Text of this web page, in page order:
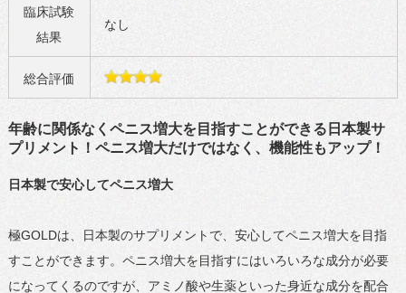
臨床試験
結果
なし
総合評価
年齢に関係なくペニス増大を目指すことができる日本製サ
プリメント！ペニス増大だけではなく、機能性もアップ！
日本製で安心してペニス増大
極GOLDは、日本製のサプリメントで、安心してペニス増大を目指
すことができます。ペニス増大を目指すにはいろいろな成分が必要
になってくるのですが、アミノ酸や生薬といった身近な成分を配合